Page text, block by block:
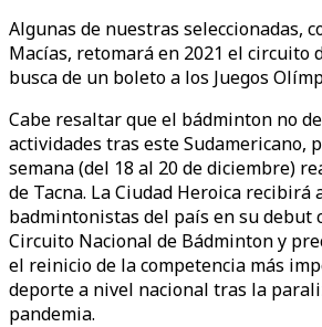
Algunas de nuestras seleccionadas,
Macías, retomará en 2021 el circuito
busca de un boleto a los Juegos
Cabe resaltar que el bádminton no
actividades tras este Sudamericano,
semana (del 18 al 20 de diciembre)
de Tacna. La Ciudad Heroica recibirá
badmintonistas del país en su debut
Circuito Nacional de Bádminton y
el reinicio de la competencia más
deporte a nivel nacional tras la
pandemia.